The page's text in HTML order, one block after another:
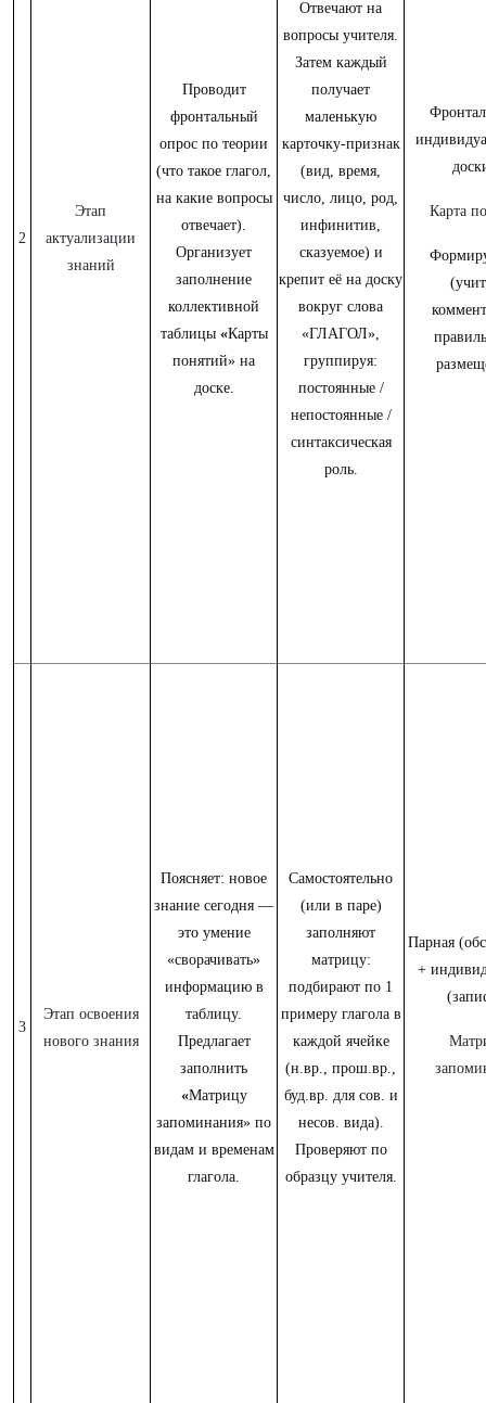
2
Этап
актуализации
знаний
Проводит
фронтальный
опрос по теории
(что такое глагол,
на какие вопросы
отвечает).
Организует
заполнение
коллективной
таблицы «Карты
понятий» на
доске.
Отвечают на
вопросы учителя.
Затем каждый
получает
маленькую
карточку-признак
(вид, время,
число, лицо, род,
инфинитив,
сказуемое) и
крепит её на доску
вокруг слова
«ГЛАГОЛ»,
группируя:
постоянные /
непостоянные /
синтаксическая
роль.
Карта
3
Этап освоения
нового знания
Поясняет: новое
знание сегодня —
это умение
«сворачивать»
информацию в
таблицу.
Предлагает
заполнить
«Матрицу
запоминания» по
видам и временам
глагола.
Самостоятельно
(или в паре)
заполняют
матрицу:
подбирают по 1
примеру глагола в
каждой ячейке
(н.вр., прош.вр.,
буд.вр. для сов. и
несов. вида).
Проверяют по
образцу учителя.
Парная
+